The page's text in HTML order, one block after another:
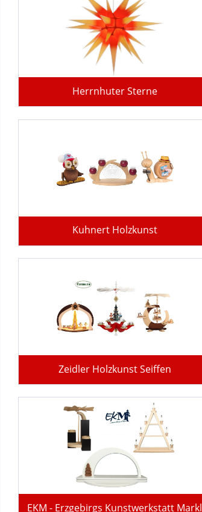
Herrnhuter Sterne
Kuhnert Holzkunst
Zeidler Holzkunst Seiffen
EKM - Erzgebirgs Kunstwerkstatt Markl